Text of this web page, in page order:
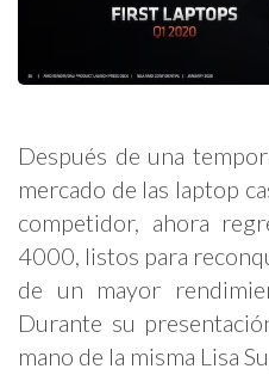
Después de una
mercado de las laptop
competidor, ahora
4000, listos para
de un mayor
Durante su
mano de la misma Lisa